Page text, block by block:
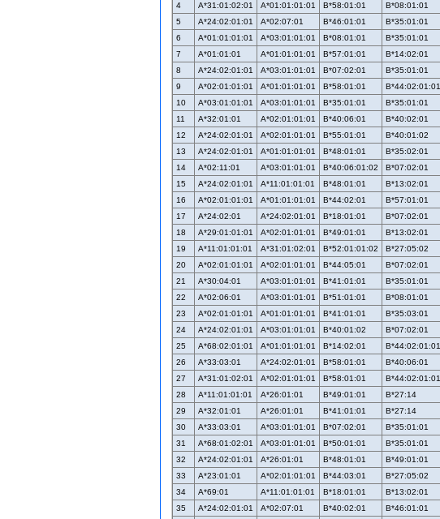
4
A*31:01:02:01 A*01:01:01:01 B*58:01:01 B*08:01:01
5
A*24:02:01:01 A*02:07:01 B*46:01:01 B*35:01:01
6
A*01:01:01:01 A*03:01:01:01 B*08:01:01 B*35:01:01
7
A*01:01:01 A*01:01:01:01 B*57:01:01 B*14:02:01
8
A*24:02:01:01 A*03:01:01:01 B*07:02:01 B*35:01:01
9
A*02:01:01:01 A*01:01:01:01 B*58:01:01 B*44:02:01:01
10
A*03:01:01:01 A*03:01:01:01 B*35:01:01 B*35:01:01
11
A*32:01:01 A*02:01:01:01 B*40:06:01 B*40:02:01
12
A*24:02:01:01 A*02:01:01:01 B*55:01:01 B*40:01:02
13
A*24:02:01:01 A*01:01:01:01 B*48:01:01 B*35:02:01
14
A*02:11:01 A*03:01:01:01 B*40:06:01:02 B*07:02:01
15
A*24:02:01:01 A*11:01:01:01 B*48:01:01 B*13:02:01
16
A*02:01:01:01 A*01:01:01:01 B*44:02:01 B*57:01:01
17
A*24:02:01 A*24:02:01:01 B*18:01:01 B*07:02:01
18
A*29:01:01:01 A*02:01:01:01 B*49:01:01 B*13:02:01
19
A*11:01:01:01 A*31:01:02:01 B*52:01:01:02 B*27:05:02
20
A*02:01:01:01 A*02:01:01:01 B*44:05:01 B*07:02:01
21
A*30:04:01 A*03:01:01:01 B*41:01:01 B*35:01:01
22
A*02:06:01 A*03:01:01:01 B*51:01:01 B*08:01:01
23
A*02:01:01:01 A*01:01:01:01 B*41:01:01 B*35:03:01
24
A*24:02:01:01 A*03:01:01:01 B*40:01:02 B*07:02:01
25
A*68:02:01:01 A*01:01:01:01 B*14:02:01 B*44:02:01:01
26
A*33:03:01 A*24:02:01:01 B*58:01:01 B*40:06:01
27
A*31:01:02:01 A*02:01:01:01 B*58:01:01 B*44:02:01:01
28
A*11:01:01:01 A*26:01:01 B*49:01:01 B*27:14
29
A*32:01:01 A*26:01:01 B*41:01:01 B*27:14
30
A*33:03:01 A*03:01:01:01 B*07:02:01 B*35:01:01
31
A*68:01:02:01 A*03:01:01:01 B*50:01:01 B*35:01:01
32
A*24:02:01:01 A*26:01:01 B*48:01:01 B*49:01:01
33
A*23:01:01 A*02:01:01:01 B*44:03:01 B*27:05:02
34
A*69:01 A*11:01:01:01 B*18:01:01 B*13:02:01
35
A*24:02:01:01 A*02:07:01 B*40:02:01 B*46:01:01